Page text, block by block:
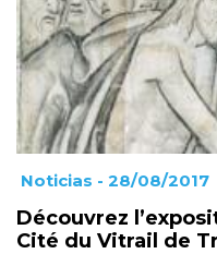
Noticias - 28/08/2017
Découvrez
Cité du Vitrail de